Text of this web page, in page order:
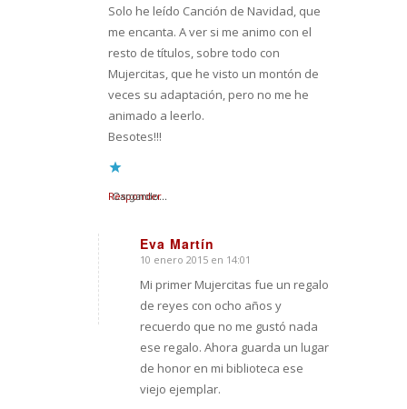
Solo he leído Canción de Navidad, que
me encanta. A ver si me animo con el
resto de títulos, sobre todo con
Mujercitas, que he visto un montón de
veces su adaptación, pero no me he
animado a leerlo.
Besotes!!!
Cargando...
Responder
Eva Martín
Dice:
10 enero 2015 en 14:01
Mi primer Mujercitas fue un regalo
de reyes con ocho años y
recuerdo que no me gustó nada
ese regalo. Ahora guarda un lugar
de honor en mi biblioteca ese
viejo ejemplar.